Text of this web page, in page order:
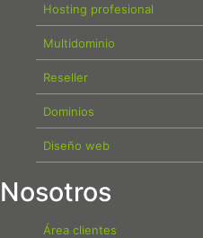
Hosting profesional
Multidominio
Reseller
Dominios
Diseño web
Nosotros
Área clientes